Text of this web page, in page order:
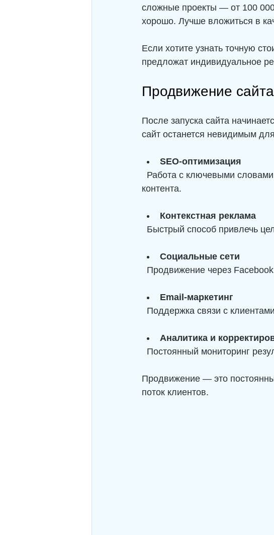
сложные проекты — от 100
хорошо. Лучше вложиться в
Если хотите узнать точную
предложат индивидуальное
Продвижение
После запуска сайта
сайт останется невидимым
SEO-оптимизация
контента.
Контекстная реклама
Быстрый способ привлечь
Социальные сети
Продвижение через
Email-маркетинг
Поддержка связи с
Аналитика и
Постоянный мониторинг
Продвижение — это
поток клиентов.